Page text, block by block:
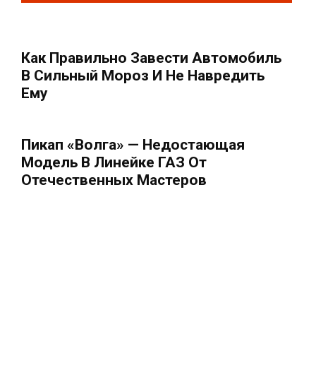
Как Правильно Завести Автомобиль
В Сильный Мороз И Не Навредить
Ему
Пикап «Волга» — Недостающая
Модель В Линейке ГАЗ От
Отечественных Мастеров